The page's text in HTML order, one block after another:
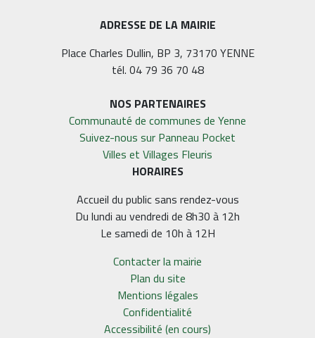
ADRESSE DE LA MAIRIE
Place Charles Dullin, BP 3, 73170 YENNE
tél. 04 79 36 70 48
NOS PARTENAIRES
Communauté de communes de Yenne
Suivez-nous sur Panneau Pocket
Villes et Villages Fleuris
HORAIRES
Accueil du public sans rendez-vous
Du lundi au vendredi de 8h30 à 12h
Le samedi de 10h à 12H
Contacter la mairie
Plan du site
Mentions légales
Confidentialité
Accessibilité (en cours)